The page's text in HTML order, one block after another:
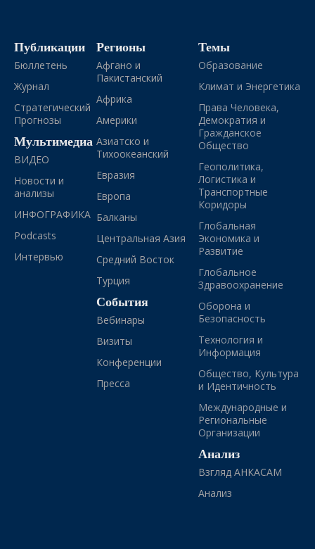
Публикации
Бюллетень
Журнал
Стратегический
Прогнозы
Мультимедиа
ВИДЕО
Новости и
анализы
ИНФОГРАФИКА
Podcasts
Интервью
Регионы
Афгано и
Пакистанский
Африка
Америки
Азиатско и
Тихоокеанский
Евразия
Европа
Балканы
Центральная Азия
Средний Восток
Турция
События
Вебинары
Визиты
Конференции
Пресса
Темы
Образование
Климат и Энергетика
Права Человека,
Демократия и
Гражданское
Общество
Геополитика,
Логистика и
Транспортные
Коридоры
Глобальная
Экономика и
Развитие
Глобальное
Здравоохранение
Оборона и
Безопасность
Технология и
Информация
Общество, Культура
и Идентичность
Международные и
Региональные
Организации
Анализ
Взгляд АНКАСАМ
Анализ